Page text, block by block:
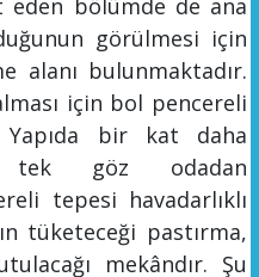
eden bölümde de ana
görülmesi için
alanı bulunmaktadır.
için bol pencereli
bir kat daha
tek göz odadan
tepesi havadarlıklı
tüketeceği pastırma,
mekândır. Şu